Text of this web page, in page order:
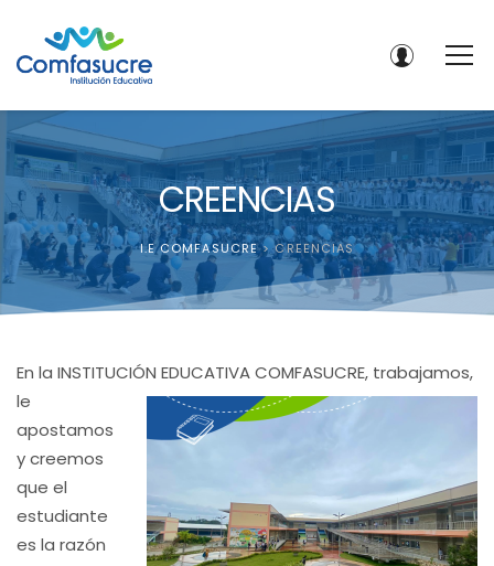
CREENCIAS
I.E COMFASUCRE>CREENCIAS
En la INSTITUCIÓN EDUCATIVA COMFASUCRE, trabajamos,
le
apostamos
y creemos
que el
estudiante
es la razón